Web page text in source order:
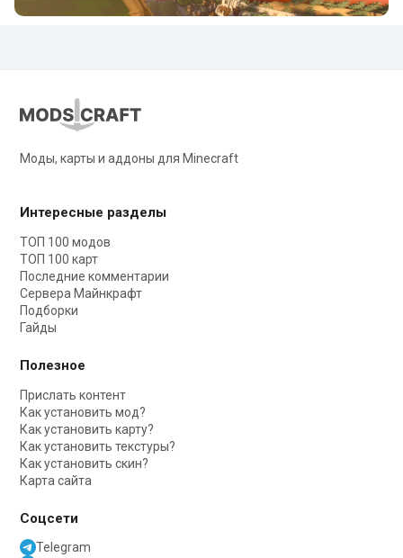
Моды, карты и аддоны для Minecraft
Интересные разделы
ТОП 100 модов
ТОП 100 карт
Последние комментарии
Сервера Майнкрафт
Подборки
Гайды
Полезное
Прислать контент
Как установить мод?
Как установить карту?
Как установить текстуры?
Как установить скин?
Карта сайта
Соцсети
Telegram